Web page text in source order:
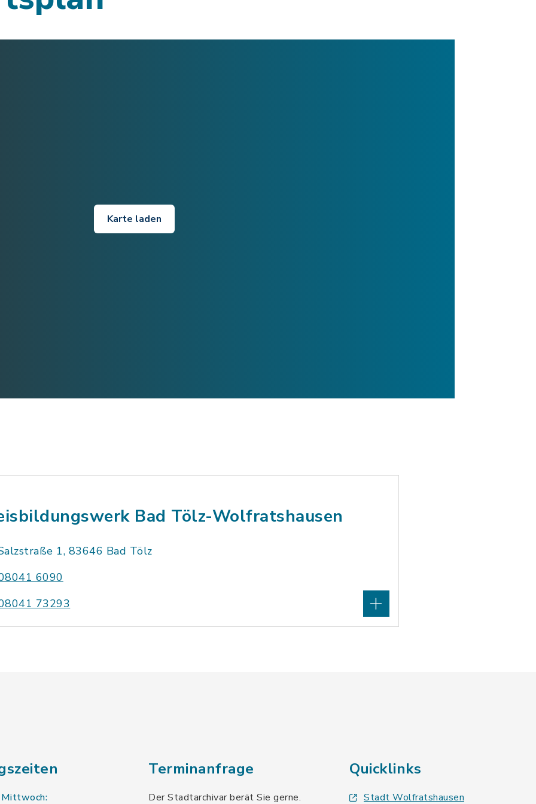
Karte laden
Bad Tölz-Wolfratshausen
1, 83646 Bad Tölz
6090
73293
Terminanfrage
Der Stadtarchivar berät Sie gerne.
Quicklinks
Stadt Wolfratshausen